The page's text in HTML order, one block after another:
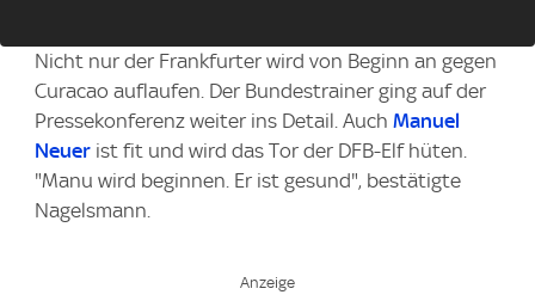
Nicht nur der Frankfurter wird von Beginn an gegen
Curacao auflaufen. Der Bundestrainer ging auf der
Pressekonferenz weiter ins Detail. Auch Manuel
Neuer ist fit und wird das Tor der DFB-Elf hüten.
"Manu wird beginnen. Er ist gesund", bestätigte
Nagelsmann.